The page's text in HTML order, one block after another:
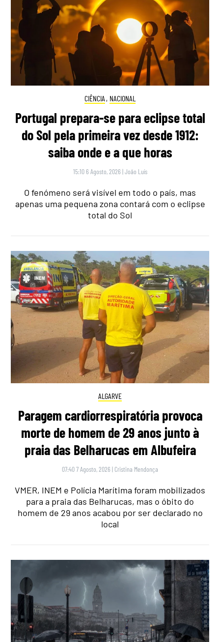
CIÊNCIA , NACIONAL
Portugal prepara-se para eclipse total
do Sol pela primeira vez desde 1912:
saiba onde e a que horas
15:10 6 Agosto, 2026 |João Luís
O fenómeno será visível em todo o país, mas
apenas uma pequena zona contará com o eclipse
total do Sol
ALGARVE
Paragem cardiorrespiratória provoca
morte de homem de 29 anos junto à
praia das Belharucas em Albufeira
07:40 7 Agosto, 2026 | Cristina Mendonça
VMER, INEM e Polícia Marítima foram mobilizados
para a praia das Belharucas, mas o óbito do
homem de 29 anos acabou por ser declarado no
local